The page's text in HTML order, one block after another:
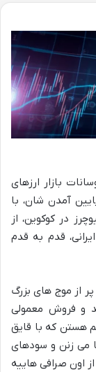
بازار ارزهای
آمدن شان، با
در کوکوین، از
قدم به قدم
پر از موج های بزرگ
و فروش معمولی
هستن که با قایق
می زنن و سودهای
اون صرافی هاییه